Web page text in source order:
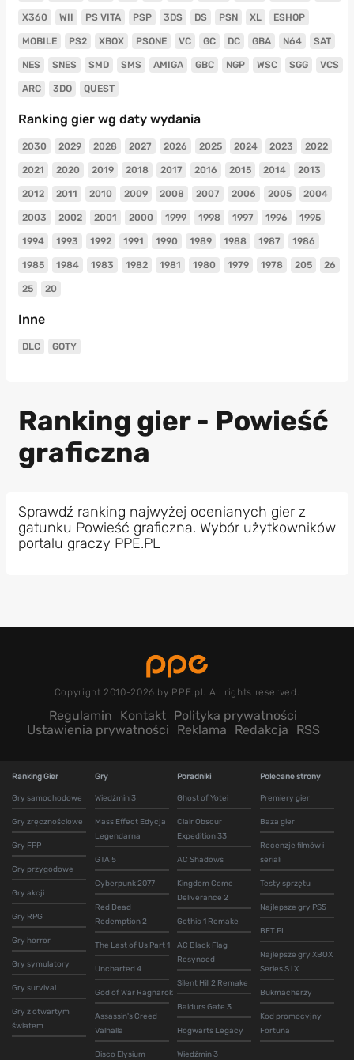
X360 WII PS VITA PSP 3DS DS PSN XL ESHOP
MOBILE PS2 XBOX PSONE VC GC DC GBA N64 SAT
NES SNES SMD SMS AMIGA GBC NGP WSC SGG VCS
ARC 3DO QUEST
Ranking gier wg daty wydania
2030 2029 2028 2027 2026 2025 2024 2023 2022
2021 2020 2019 2018 2017 2016 2015 2014 2013
2012 2011 2010 2009 2008 2007 2006 2005 2004
2003 2002 2001 2000 1999 1998 1997 1996 1995
1994 1993 1992 1991 1990 1989 1988 1987 1986
1985 1984 1983 1982 1981 1980 1979 1978 205 26
25 20
Inne
DLC GOTY
Ranking gier - Powieść
graficzna
Sprawdź ranking najwyżej ocenianych gier z
gatunku Powieść graficzna. Wybór użytkowników
portalu graczy PPE.PL
Copyright 2010-2026 by PPE.pl. All rights reserved.
Regulamin Kontakt Polityka prywatności
Ustawienia prywatności
Reklama Redakcja RSS
Ranking Gier
Gry samochodowe
Gry zręcznościowe
Gry FPP
Gry przygodowe
Gry akcji
Gry RPG
Gry horror
Gry symulatory
Gry survival
Gry z otwartym
światem
Gry
Wiedźmin 3
Mass Effect Edycja
Legendarna
GTA 5
Cyberpunk 2077
Red Dead
Redemption 2
The Last of Us Part 1
Uncharted 4
God of War Ragnarok
Assassin's Creed
Valhalla
Disco Elysium
Poradniki
Ghost of Yotei
Clair Obscur
Expedition 33
AC Shadows
Kingdom Come
Deliverance 2
Gothic 1 Remake
AC Black Flag
Resynced
Silent Hill 2 Remake
Baldurs Gate 3
Hogwarts Legacy
Wiedźmin 3
Polecane strony
Premiery gier
Baza gier
Recenzje filmów i
seriali
Testy sprzętu
Najlepsze gry PS5
BET.PL
Najlepsze gry XBOX
Series S i X
Bukmacherzy
Kod promocyjny
Fortuna